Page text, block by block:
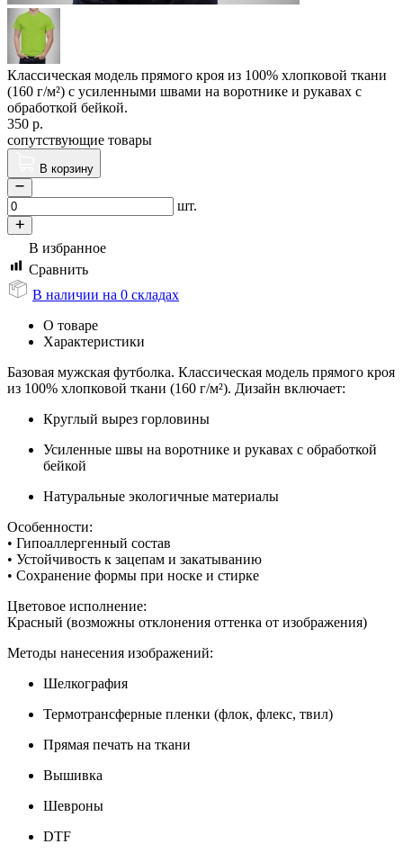
Классическая модель прямого кроя из 100% хлопковой ткани
(160 г/м²) с усиленными швами на воротнике и рукавах с
обработкой бейкой.
350 р.
сопутствующие товары
В корзину
шт.
В избранное
Сравнить
В наличии на 0 складах
О товаре
Характеристики
Базовая мужская футболка. Классическая модель прямого кроя
из 100% хлопковой ткани (160 г/м²). Дизайн включает:
Круглый вырез горловины
Усиленные швы на воротнике и рукавах с обработкой
бейкой
Натуральные экологичные материалы
Особенности:
• Гипоаллергенный состав
• Устойчивость к зацепам и закатыванию
• Сохранение формы при носке и стирке
Цветовое исполнение:
Красный (возможны отклонения оттенка от изображения)
Методы нанесения изображений:
Шелкография
Термотрансферные пленки (флок, флекс, твил)
Прямая печать на ткани
Вышивка
Шевроны
DTF